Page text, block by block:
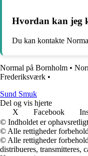
Hvordan kan jeg
Du kan kontakte
Normal på Bornholm •
Frederiksværk •
Sund Smuk
Del og vis hjerte
X
Facebook
© Indholdet er
© Alle rettigheder
© Alle rettigheder
distribueres, transmitteres,